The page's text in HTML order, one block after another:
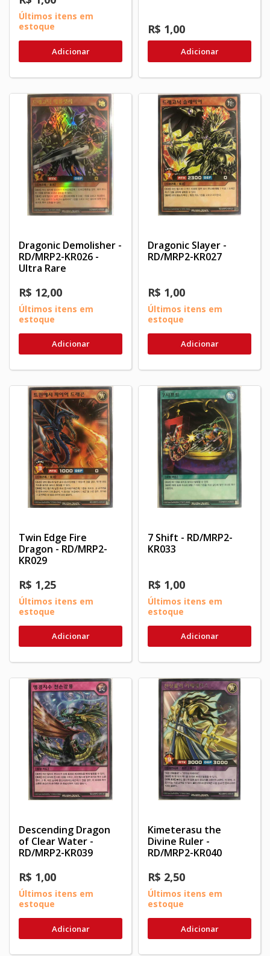
Últimos itens em
estoque
Adicionar
R$ 1,00
Adicionar
Dragonic Demolisher -
RD/MRP2-KR026 -
Ultra Rare
R$ 12,00
Últimos itens em
estoque
Adicionar
Dragonic Slayer -
RD/MRP2-KR027
R$ 1,00
Últimos itens em
estoque
Adicionar
Twin Edge Fire
Dragon - RD/MRP2-
KR029
R$ 1,25
Últimos itens em
estoque
Adicionar
7 Shift - RD/MRP2-
KR033
R$ 1,00
Últimos itens em
estoque
Adicionar
Descending Dragon
of Clear Water -
RD/MRP2-KR039
R$ 1,00
Últimos itens em
estoque
Adicionar
Kimeterasu the
Divine Ruler -
RD/MRP2-KR040
R$ 2,50
Últimos itens em
estoque
Adicionar